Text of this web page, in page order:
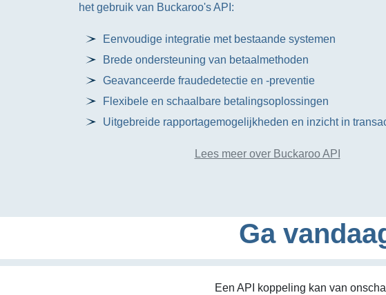
het gebruik van Buckaroo's API:
Eenvoudige integratie met bestaande systemen
Brede ondersteuning van betaalmethoden
Geavanceerde fraudedetectie en -preventie
Flexibele en schaalbare betalingsoplossingen
Uitgebreide rapportagemogelijkheden en inzicht in
Lees meer over Buckaroo API
Ga
Een API koppeling kan van